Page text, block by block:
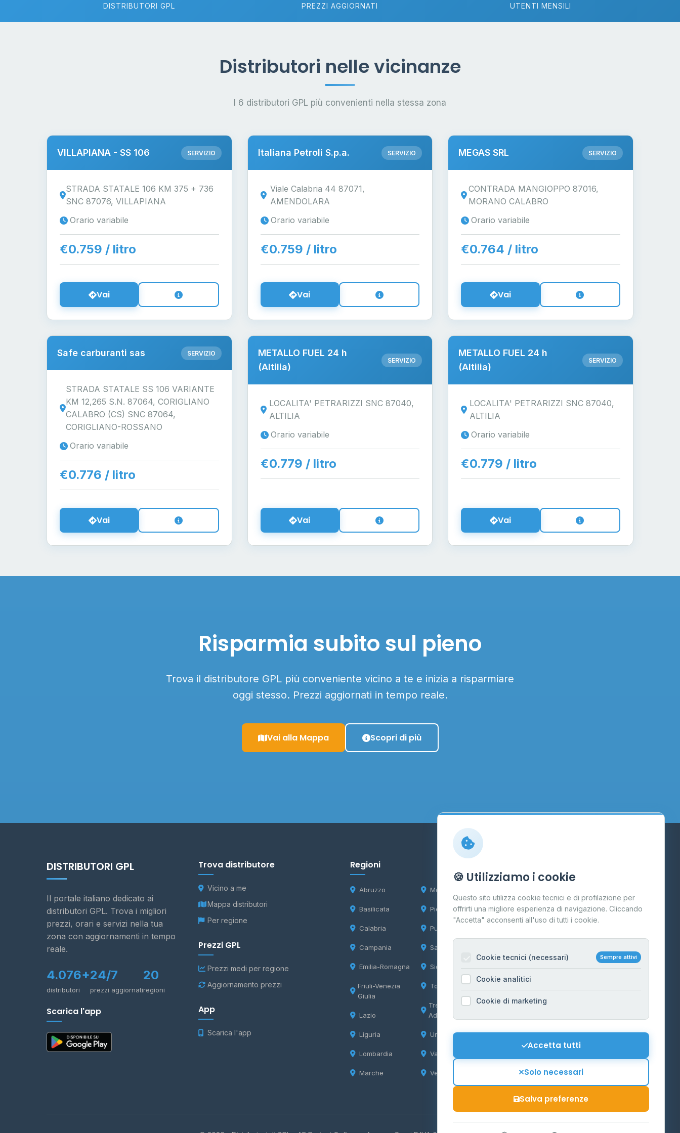
DISTRIBUTORI GPL PREZZI AGGIORNATI UTENTI MENSILI
Distributori nelle vicinanze
I 6 distributori GPL più convenienti nella stessa zona
VILLAPIANA - SS 106 SERVIZIO
STRADA STATALE 106 KM 375 + 736
SNC 87076, VILLAPIANA
Orario variabile
€0.759 / litro
Vai
Italiana Petroli S.p.a. SERVIZIO
Viale Calabria 44 87071,
AMENDOLARA
Orario variabile
€0.759 / litro
Vai
MEGAS SRL SERVIZIO
CONTRADA MANGIOPPO 87016,
MORANO CALABRO
Orario variabile
€0.764 / litro
Vai
Safe carburanti sas SERVIZIO
STRADA STATALE SS 106 VARIANTE
KM 12,265 S.N. 87064, CORIGLIANO
CALABRO (CS) SNC 87064,
CORIGLIANO-ROSSANO
Orario variabile
€0.776 / litro
Vai
METALLO FUEL 24 h
(Altilia)
SERVIZIO
LOCALITA' PETRARIZZI SNC 87040,
ALTILIA
Orario variabile
€0.779 / litro
Vai
METALLO FUEL 24 h
(Altilia)
SERVIZIO
LOCALITA' PETRARIZZI SNC 87040,
ALTILIA
Orario variabile
€0.779 / litro
Vai
Risparmia subito sul pieno
Trova il distributore GPL più conveniente vicino a te e inizia a risparmiare
oggi stesso. Prezzi aggiornati in tempo reale.
Vai alla Mappa Scopri di più
DISTRIBUTORI GPL
Il portale italiano dedicato ai
distributori GPL. Trova i migliori
prezzi, orari e servizi nella tua
zona con aggiornamenti in tempo
reale.
4.076+
distributori
24/7
prezzi aggiornati
20
regioni
Scarica l'app
Trova distributore
Vicino a me
Mappa distributori
Per regione
Prezzi GPL
Prezzi medi per regione
Aggiornamento prezzi
App
Scarica l'app
Regioni
Abruzzo
Basilicata
Calabria
Campania
Emilia-Romagna
Friuli-Venezia
Giulia
Lazio
Liguria
Lombardia
Marche
Molise
Piemonte
Puglia
Sardegna
Sicilia
Toscana
Trentino-Alto
Adige
Umbria
Valle d'Aosta
Veneto
Contatti
Per gestori
Informazioni legali
Privacy Policy
Cookie Policy
Mappa del sito
Contattaci
🍪 Utilizziamo i cookie
Questo sito utilizza cookie tecnici e di profilazione per
offrirti una migliore esperienza di navigazione. Cliccando
"Accetta" acconsenti all'uso di tutti i cookie.
Cookie tecnici (necessari) Sempre attivi
Cookie analitici
Cookie di marketing
Accetta tutti
Solo necessari
Salva preferenze